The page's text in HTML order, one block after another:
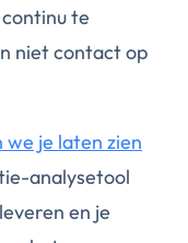
te
niet contact op
we je laten zien
analysetool
en je